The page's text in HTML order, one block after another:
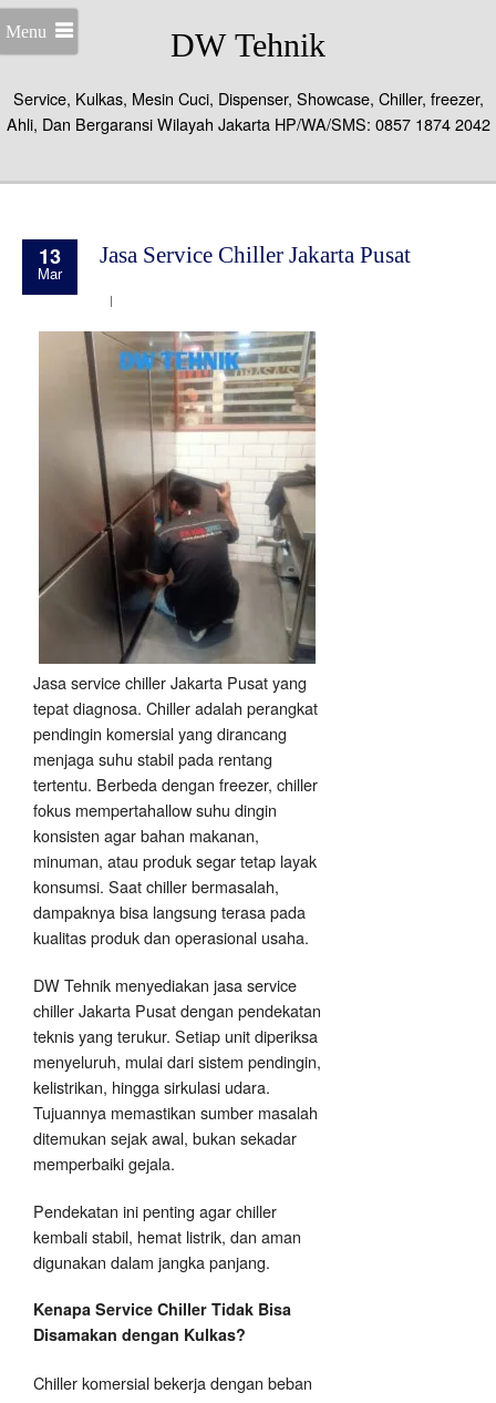
Menu DW Tehnik
Service, Kulkas, Mesin Cuci, Dispenser, Showcase, Chiller, freezer,
Ahli, Dan Bergaransi Wilayah Jakarta HP/WA/SMS: 0857 1874 2042
13
Mar
Jasa Service Chiller Jakarta Pusat
Jasa service chiller Jakarta Pusat yang
tepat diagnosa. Chiller adalah perangkat
pendingin komersial yang dirancang
menjaga suhu stabil pada rentang
tertentu. Berbeda dengan freezer, chiller
fokus mempertahallow suhu dingin
konsisten agar bahan makanan,
minuman, atau produk segar tetap layak
konsumsi. Saat chiller bermasalah,
dampaknya bisa langsung terasa pada
kualitas produk dan operasional usaha.
DW Tehnik menyediakan jasa service
chiller Jakarta Pusat dengan pendekatan
teknis yang terukur. Setiap unit diperiksa
menyeluruh, mulai dari sistem pendingin,
kelistrikan, hingga sirkulasi udara.
Tujuannya memastikan sumber masalah
ditemukan sejak awal, bukan sekadar
memperbaiki gejala.
Pendekatan ini penting agar chiller
kembali stabil, hemat listrik, dan aman
digunakan dalam jangka panjang.
Kenapa Service Chiller Tidak Bisa
Disamakan dengan Kulkas?
Chiller komersial bekerja dengan beban